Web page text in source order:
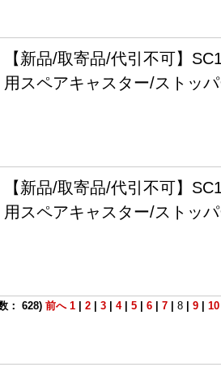
【新品/取寄品/代引不可】
用スペアキャスター/ストッ
【新品/取寄品/代引不可】
用スペアキャスター/ストッ
： 628) 前へ 1 2 3 4| 5 6 7 8 9 10